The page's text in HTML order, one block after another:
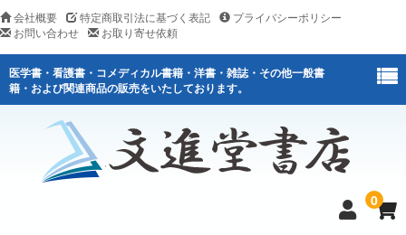
会社概要 特定商取引法に基づく表記
プライバシーポリシー
お問い合わせ
お取り寄せ依頼
医学書・看護書・コメディカル書籍・洋書・雑誌・その他一般書
籍・および関連商品の販売をいたしております。
0